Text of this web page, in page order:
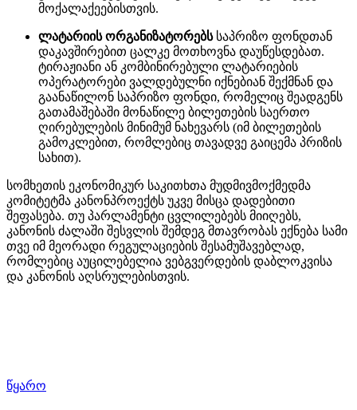
მოქალაქეებისთვის.
ლატარიის ორგანიზატორებსსაპრიზო ფონდთან
დაკავშირებით ცალკე მოთხოვნა დაუწესდებათ.
ტირაჟიანი ან კომბინირებული ლატარიების
ოპერატორები ვალდებულნი იქნებიან შექმნან და
გაანაწილონ საპრიზო ფონდი, რომელიც შეადგენს
გათამაშებაში მონაწილე ბილეთების საერთო
ღირებულების მინიმუმ ნახევარს (იმ ბილეთების
გამოკლებით, რომლებიც თავადვე გაიცემა პრიზის
სახით).
სომხეთის ეკონომიკურ საკითხთა მუდმივმოქმედმა
კომიტეტმა კანონპროექტს უკვე მისცა დადებითი
შეფასება. თუ პარლამენტი ცვლილებებს მიიღებს,
კანონის ძალაში შესვლის შემდეგ მთავრობას ექნება სამი
თვე იმ მეორადი რეგულაციების შესამუშავებლად,
რომლებიც აუცილებელია ვებგვერდების დაბლოკვისა
და კანონის აღსრულებისთვის.
წყარო